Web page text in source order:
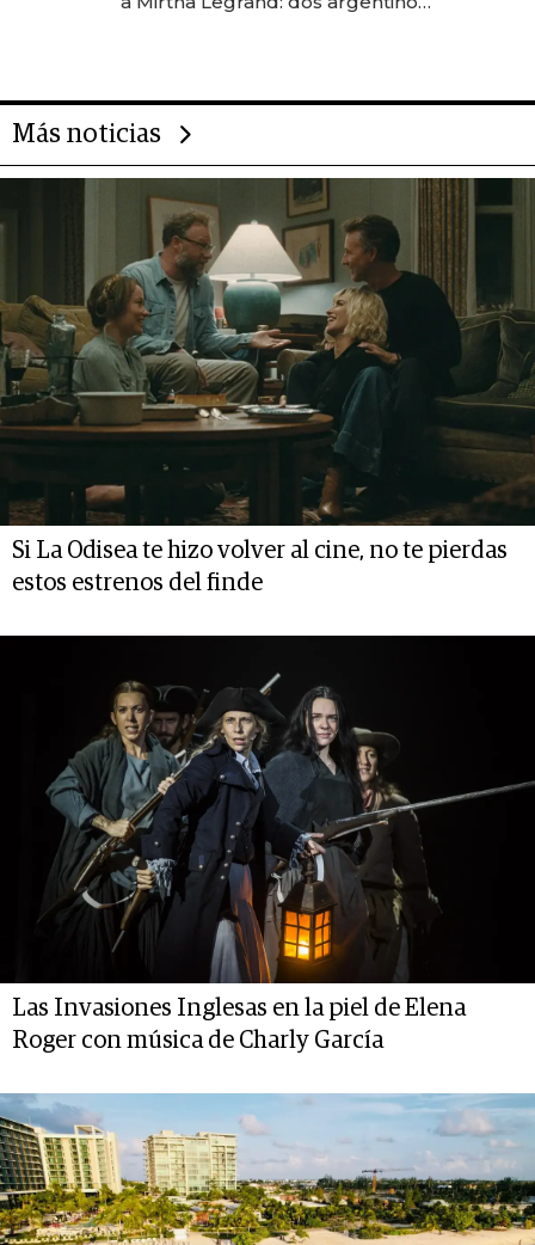
Más noticias
Si La Odisea te hizo volver al cine, no te pierdas
estos estrenos del finde
Las Invasiones Inglesas en la piel de Elena
Roger con música de Charly García